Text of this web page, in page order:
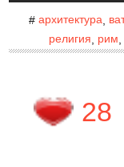
# архитектура,
религия
рим
28